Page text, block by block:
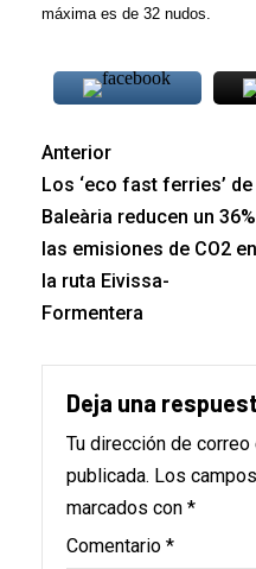
máxima es de 32 nudos.
Anterior
Los ‘eco fast ferries’ de
Baleària reducen un 36%
las emisiones de CO2 en
la ruta Eivissa-
Formentera
Deja una
Tu dirección de
publicada. Los
marcados con *
Comentario *